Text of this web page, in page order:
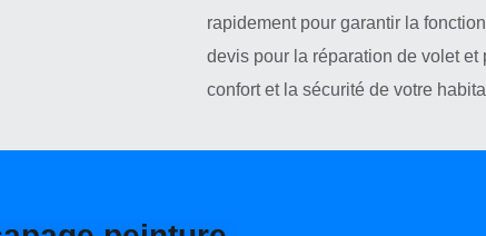
rapidement pour garantir la
devis pour la réparation de volet
confort et la sécurité de votre